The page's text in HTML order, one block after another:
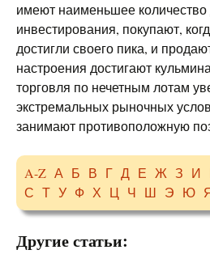
имеют наименьшее количество
инвестирования, покупают,
достигли своего пика, и
настроения достигают
торговля по нечетным лотам
экстремальных рыночных
занимают противоположную
A-Z А Б В Г Д Е Ж З И
С Т У Ф Х Ц Ч Ш Э Ю
Другие статьи: